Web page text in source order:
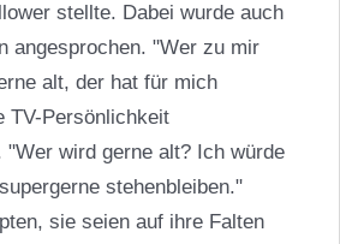
stellte. Dabei wurde auch
angesprochen. "Wer zu mir
alt, der hat für mich
TV-Persönlichkeit
"Wer wird gerne alt? Ich würde
stehenbleiben."
sie seien auf ihre Falten